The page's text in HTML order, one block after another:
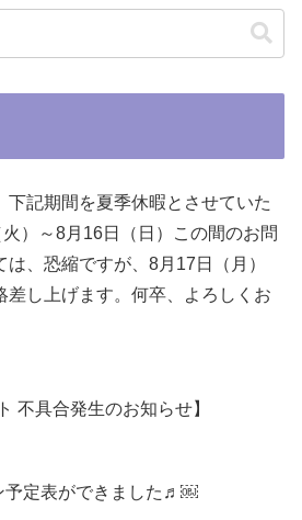
下記期間を夏季休暇とさせていた
）～8月16日（日）この間のお問
、恐縮ですが、8月17日（月）
差し上げます。何卒、よろしくお
不具合発生のお知らせ】
予定表ができました♬￼